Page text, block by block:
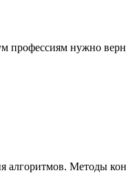
профессиям нужно
алгоритмов. Методы